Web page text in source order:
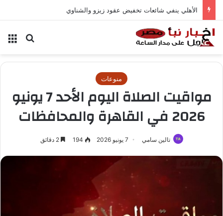
الأهلي ينفي شائعات تخفيض عقود زيزو والشناوي
بحث
منوعات
مواقيت الصلاة اليوم الأحد 7 يونيو
2026 في القاهرة والمحافظات
تالين سامي 7 يونيو 2026 194 2 دقائق